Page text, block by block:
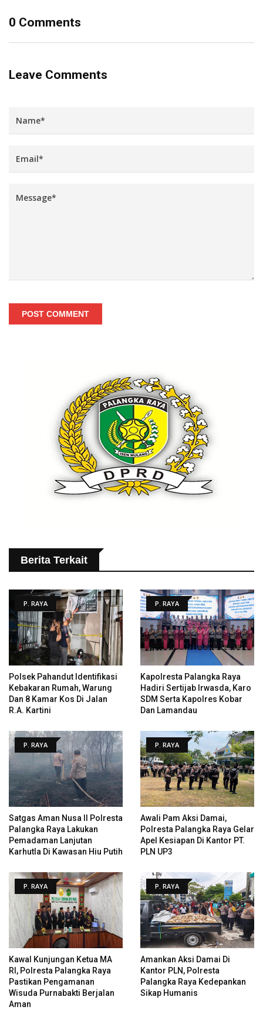
0 Comments
Leave Comments
POST COMMENT
Berita Terkait
P. RAYA
Polsek Pahandut Identifikasi
Kebakaran Rumah, Warung
Dan 8 Kamar Kos Di Jalan
R.A. Kartini
P. RAYA
Kapolresta Palangka Raya
Hadiri Sertijab Irwasda, Karo
SDM Serta Kapolres Kobar
Dan Lamandau
P. RAYA
Satgas Aman Nusa II Polresta
Palangka Raya Lakukan
Pemadaman Lanjutan
Karhutla Di Kawasan Hiu Putih
P. RAYA
Awali Pam Aksi Damai,
Polresta Palangka Raya Gelar
Apel Kesiapan Di Kantor PT.
PLN UP3
P. RAYA
Kawal Kunjungan Ketua MA
RI, Polresta Palangka Raya
Pastikan Pengamanan
Wisuda Purnabakti Berjalan
Aman
P. RAYA
Amankan Aksi Damai Di
Kantor PLN, Polresta
Palangka Raya Kedepankan
Sikap Humanis